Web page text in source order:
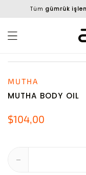
Tüm gümrük
MUTHA
MUTHA BODY OIL
$104,00